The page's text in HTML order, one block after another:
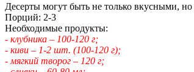
Десерты могут быть не только вкусными,
Порций: 2-3
Необходимые продукты:
- клубника – 100-120 г;
- киви – 1-2 шт. (100-120 г);
- мягкий творог – 120 г;